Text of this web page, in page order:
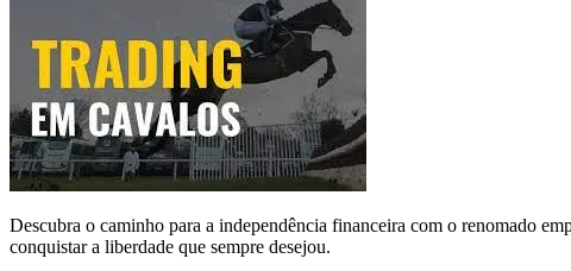
Descubra o caminho para a independência financeira com o renomado
conquistar a liberdade que sempre desejou.